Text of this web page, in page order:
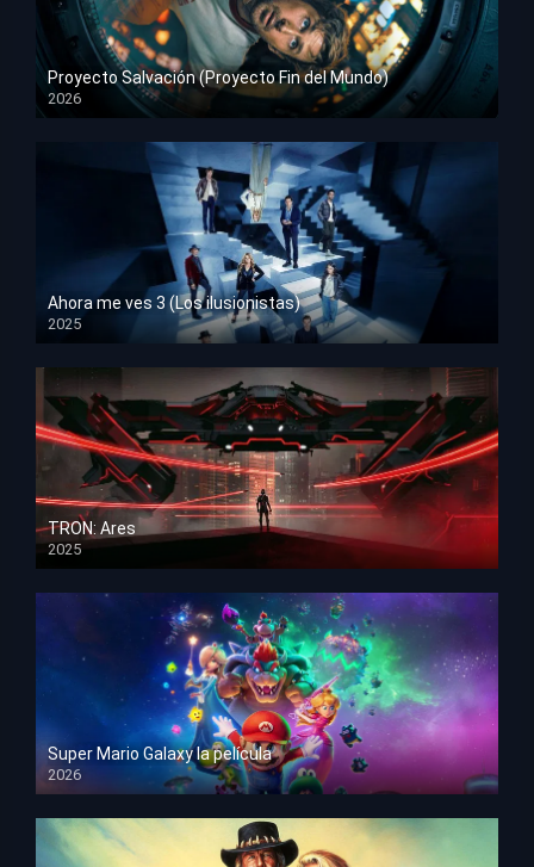
Proyecto Salvación (Proyecto Fin del Mundo)
2026
HD 1080p
Ahora me ves 3 (Los ilusionistas)
2025
HD 1080p
TRON: Ares
2025
HD 1080p
Super Mario Galaxy la película
2026
HD 1080p